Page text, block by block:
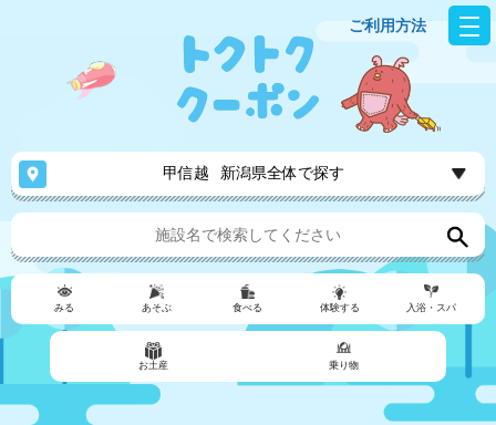
ご利用方法
甲信越 新潟県全体で探す
みる あそぶ 食べる 体験する 入浴・スパ
お土産 乗り物